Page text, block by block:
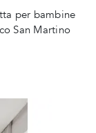
per bambine
San Martino